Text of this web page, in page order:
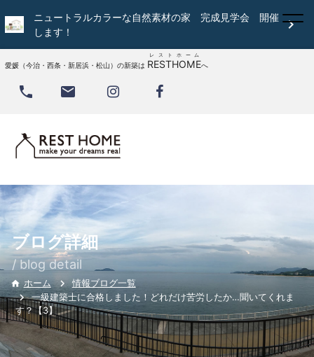
ニュートラルカラーな自然素材の家 完成見学会 開催
します！

愛媛（今治・西条・新居浜・松山）の新築は RESTHOME
レストホーム
へ
 
ブログ詳細
/ blog detail
 ホーム
情報ブログ一覧
一級建築士に合格しました！どれだけ苦労したか…聞いてくれま
す？【3】